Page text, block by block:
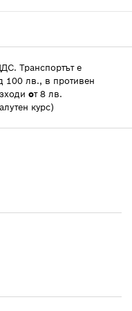
с ДДС.
с ДДС.
Транспортът е
100 лв., в противен
oт 8 лв.
курс)